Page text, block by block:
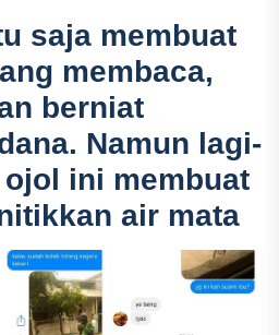
saja membuat
membaca,
berniat
Namun lagi-
ini membuat
air mata